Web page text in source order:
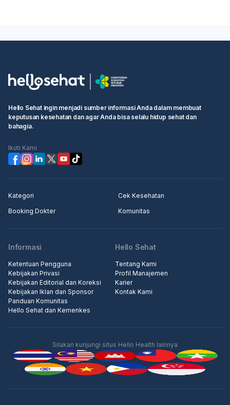
Hello Sehat ingin menjadi sumber informasi Anda dalam membuat
keputusan kesehatan dan agar Anda bisa selalu hidup sehat dan
bahagia.
Ikuti Kami
Kategori
Cek Kesehatan
Booking Dokter
Komunitas
Informasi
Ketentuan Pengguna
Kebijakan Privasi
Kebijakan Editorial dan Koreksi
Kebijakan Iklan dan Sponsor
Panduan Komunitas
Hello Sehat dan Kemenkes
Hello Sehat
Tentang Kami
Profil Manajemen
Karier
Kontak Kami
Silakan kunjungi situs Hello Health lainnya